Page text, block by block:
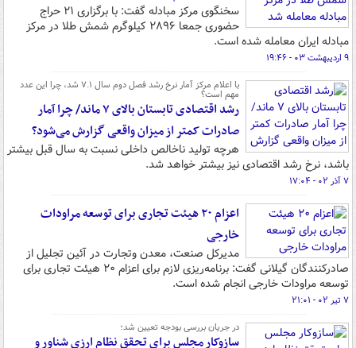
سخنگوی مرکز مبادله گفت: با برگزاری ۲۱ حراج
حضوری جمعا ۲۸۹۶ کیلوگرم شمش طلا در مرکز
مبادله ایران معامله شده است.
۹ اردیبهشت ۰۳ - ۱۹:۴۶
با اعلام مرکز آمار نرخ رشد فصل دوم سال ۷.۱ شد، چرا این عدد
مهم است؟
رشد اقتصادی تابستان بالای ۷ ماند/ چرا آمار
صادرات کمتر از میزان واقعی گزارش می‌شود؟
هرچه تولید ناخالص داخلی نسبت به سال قبل بیشتر
باشد، نرخ رشد اقتصادی نیز بیشتر خواهد شد.
۷ آذر ۰۲ - ۱۷:۰۴
اعزام ۲۰ هیئت تجاری برای توسعه مراودات
خارجی
مدیرکل صنعت، معدن وتجارت در آئین تجلیل از
صادرکنندگان گیلانی گفت: برنامه‌ریزی لازم برای اعزام ۲۰ هیئت تجاری برای
توسعه مراودات خارجی انجام شده است.
۷ تیر ۰۲ - ۲۱:۰۱
در جریان بررسی بودجه تعیین شد؛
سازوکار مجلس برای تحقق نظام ارزی شناور و